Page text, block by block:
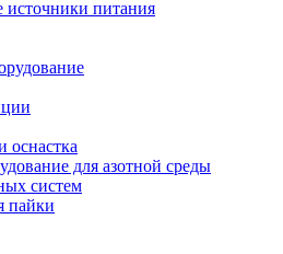
питания
оснастка
для азотной среды
систем
пайки